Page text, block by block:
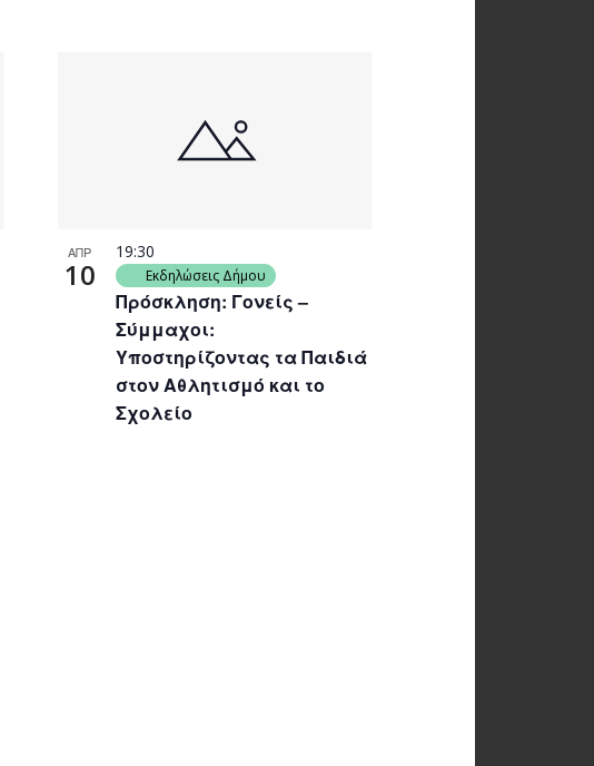
ΑΠΡ
10
Πρόσκληση: Γονείς –
Σύμμαχοι:
Υποστηρίζοντας τα Παιδιά
στον Αθλητισμό και το
Σχολείο
19:30
Εκδηλώσεις Δήμου